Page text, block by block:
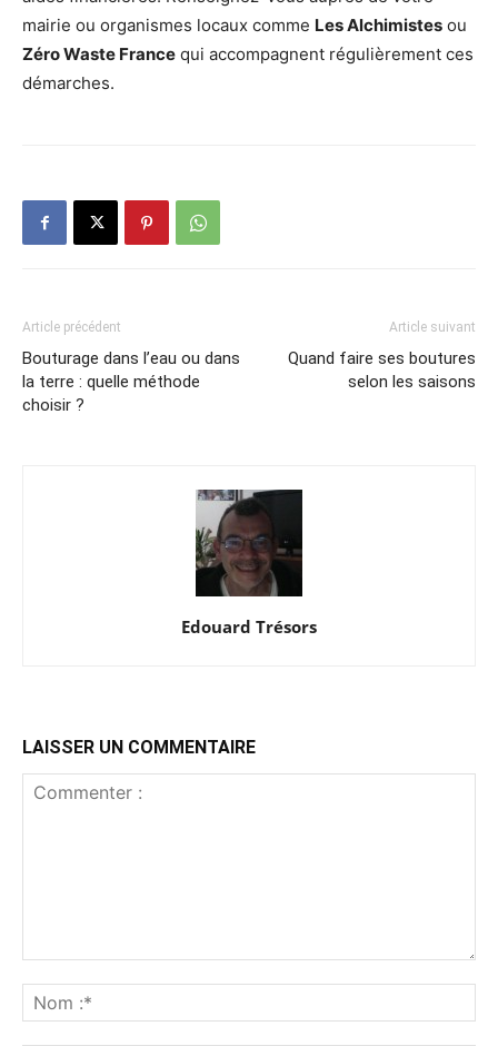
mairie ou organismes locaux comme Les Alchimistes ou
Zéro Waste France qui accompagnent régulièrement ces
démarches.
Article précédent
Bouturage dans l’eau ou dans
la terre : quelle méthode
choisir ?
Article suivant
Quand faire ses boutures
selon les saisons
Edouard Trésors
LAISSER UN COMMENTAIRE